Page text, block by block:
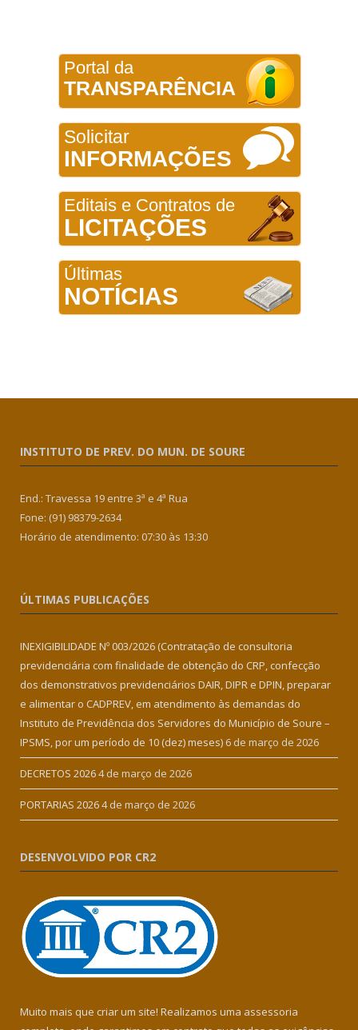
Portal da
TRANSPARÊNCIA
Solicitar
INFORMAÇÕES
Editais e Contratos de
LICITAÇÕES
Últimas
NOTÍCIAS
INSTITUTO DE PREV. DO MUN. DE SOURE
End.: Travessa 19 entre 3ª e 4ª Rua
Fone: (91) 98379-2634
Horário de atendimento: 07:30 às 13:30
ÚLTIMAS PUBLICAÇÕES
INEXIGIBILIDADE Nº 003/2026 (Contratação de consultoria
previdenciária com finalidade de obtenção do CRP, confecção
dos demonstrativos previdenciários DAIR, DIPR e DPIN, preparar
e alimentar o CADPREV, em atendimento às demandas do
Instituto de Previdência dos Servidores do Município de Soure –
IPSMS, por um período de 10 (dez) meses) 6 de março de 2026
DECRETOS 20264 de março de 2026
PORTARIAS 20264 de março de 2026
DESENVOLVIDO POR CR2
Muito mais que criar um site! Realizamos uma assessoria